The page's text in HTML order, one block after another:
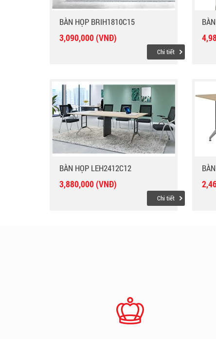
BÀN HỌP BRIH1810C15
3,090,000 (VNĐ)
Chi tiết
BÀN HỌP LEH2412C12
3,880,000 (VNĐ)
Chi tiết